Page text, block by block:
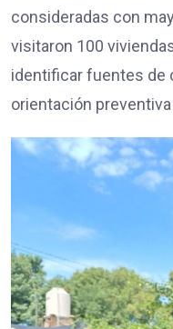
consideradas con
visitaron 100
identificar fuentes de
orientación